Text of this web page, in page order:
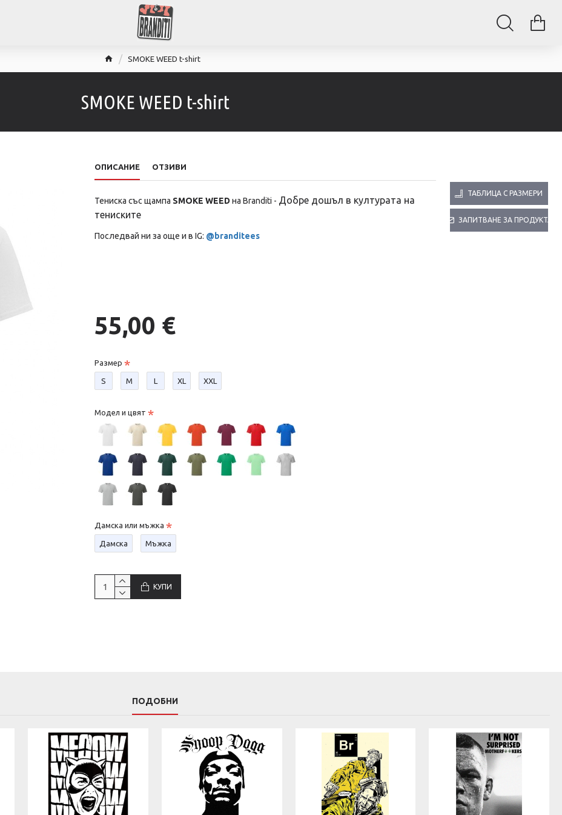
SMOKE WEED t-shirt
SMOKE WEED t-shirt
ОПИСАНИЕ ОТЗИВИ
Тениска със щампа SMOKE WEED на Branditi - Добре дошъл в културата на
тениските
Последвай ни за още и в IG: @branditees
ТАБЛИЦА С РАЗМЕРИ
ЗАПИТВАНЕ ЗА ПРОДУКТА
55,00 €
Размер
S М L XL XXL
Модел и цвят
Дамска или мъжка
Дамска Мъжка
КУПИ
ПОДОБНИ